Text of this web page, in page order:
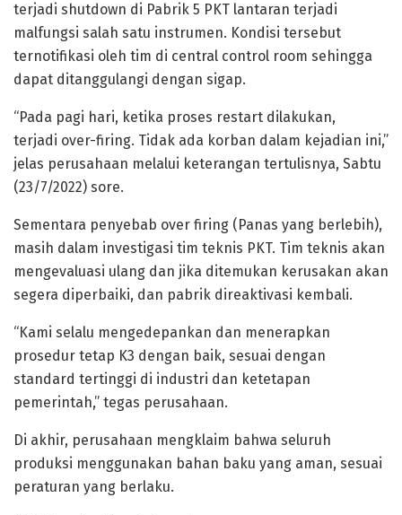
terjadi shutdown di Pabrik 5 PKT lantaran terjadi
malfungsi salah satu instrumen. Kondisi tersebut
ternotifikasi oleh tim di central control room sehingga
dapat ditanggulangi dengan sigap.
“Pada pagi hari, ketika proses restart dilakukan,
terjadi over-firing. Tidak ada korban dalam kejadian ini,”
jelas perusahaan melalui keterangan tertulisnya, Sabtu
(23/7/2022) sore.
Sementara penyebab over firing (Panas yang berlebih),
masih dalam investigasi tim teknis PKT. Tim teknis akan
mengevaluasi ulang dan jika ditemukan kerusakan akan
segera diperbaiki, dan pabrik direaktivasi kembali.
“Kami selalu mengedepankan dan menerapkan
prosedur tetap K3 dengan baik, sesuai dengan
standard tertinggi di industri dan ketetapan
pemerintah,” tegas perusahaan.
Di akhir, perusahaan mengklaim bahwa seluruh
produksi menggunakan bahan baku yang aman, sesuai
peraturan yang berlaku.